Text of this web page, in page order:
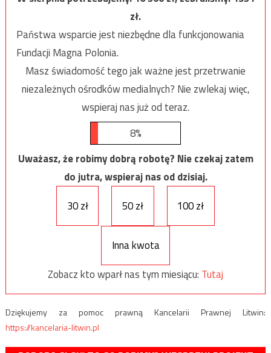
zł.
Państwa wsparcie jest niezbędne dla funkcjonowania
Fundacji Magna Polonia.
Masz świadomość tego jak ważne jest przetrwanie
niezależnych ośrodków medialnych? Nie zwlekaj więc,
wspieraj nas już od teraz.
8%
Uważasz, że robimy dobrą robotę? Nie czekaj zatem
do jutra, wspieraj nas od dzisiaj.
30 zł
50 zł 100 zł
Inna kwota
Zobacz kto wparł nas tym miesiącu: Tutaj
Dziękujemy za pomoc prawną Kancelarii Prawnej Litwin:
https://kancelaria-litwin.pl